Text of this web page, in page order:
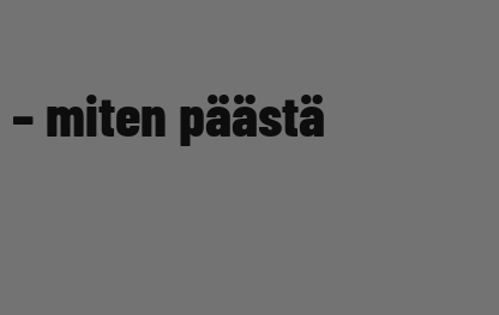
miten päästä